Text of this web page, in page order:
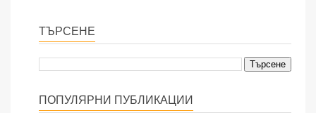
ТЪРСЕНЕ
ПОПУЛЯРНИ ПУБЛИКАЦИИ